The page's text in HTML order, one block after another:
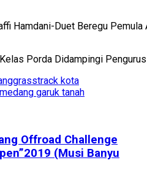
Hamdani-Duet Beregu Pemula
Porda Didampingi
grasstrack kota
garuk tanah
Offroad Challenge
(Musi Banyu